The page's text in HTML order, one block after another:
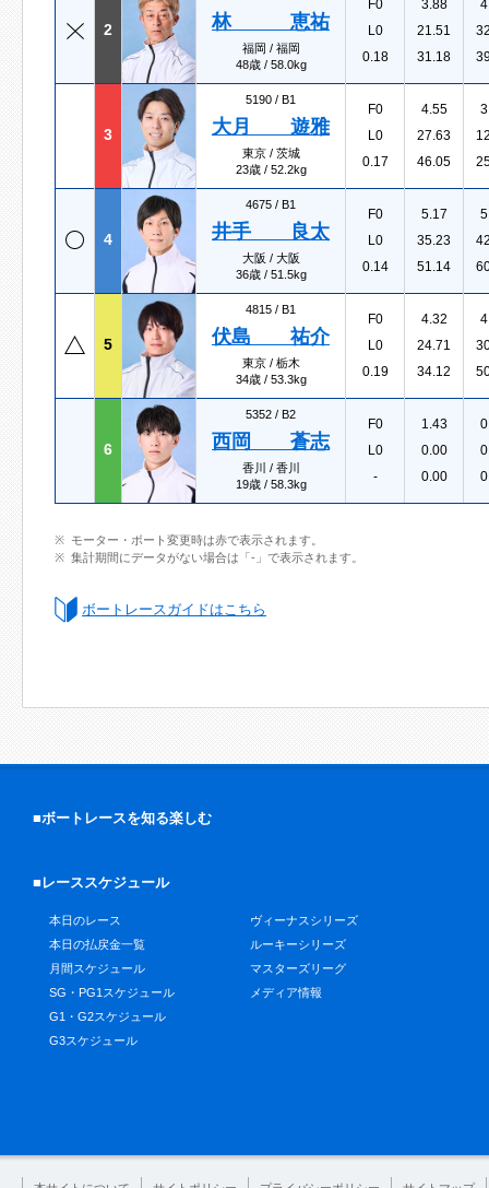
2 林 恵祐
福岡 / 福岡
48歳 / 58.0kg
F0
L0
0.18
3.88
21.51
31.18
3
5190 / B1
大月 遊雅
東京 / 茨城
23歳 / 52.2kg
F0
L0
0.17
4.55
27.63
46.05
4
4675 / B1
井手 良太
大阪 / 大阪
36歳 / 51.5kg
F0
L0
0.14
5.17
35.23
51.14
5
4815 / B1
伏島 祐介
東京 / 栃木
34歳 / 53.3kg
F0
L0
0.19
4.32
24.71
34.12
6
5352 / B2
西岡 蒼志
香川 / 香川
19歳 / 58.3kg
F0
L0
-
1.43
0.00
0.00
モーター・ボート変更時は赤で表示されます。
集計期間にデータがない場合は「-」で表示されます。
ボートレースガイドはこちら
■ボートレースを知る楽しむ
■レーススケジュール
本日のレース
本日の払戻金一覧
月間スケジュール
SG・PG1スケジュール
G1・G2スケジュール
G3スケジュール
ヴィーナスシリーズ
ルーキーシリーズ
マスターズリーグ
メディア情報